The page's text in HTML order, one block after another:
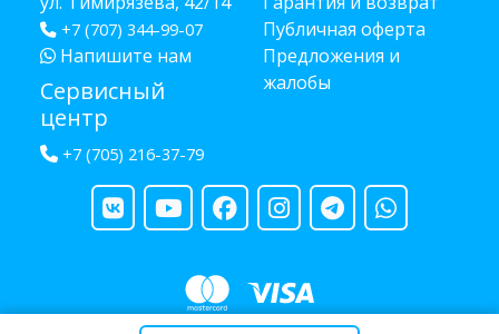
+7 (707) 344-99-07
Напишите нам
Сервисный
центр
+7 (705) 216-37-79
Публичная оферта
Предложения и
жалобы